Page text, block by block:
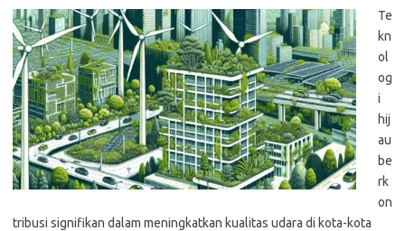
Te
kn
ol
og
i
hij
au
be
rk
on
tribusi signifikan dalam meningkatkan kualitas udara di kota-kota